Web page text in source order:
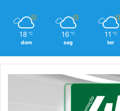
18 ℃
dom
16 ℃
seg
11 ℃
ter